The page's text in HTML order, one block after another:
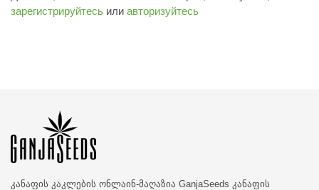
зарегистрируйтесь или авторизуйтесь
კანაფის კაკლების ონლაინ-მაღაზია GanjaSeeds კანაფის